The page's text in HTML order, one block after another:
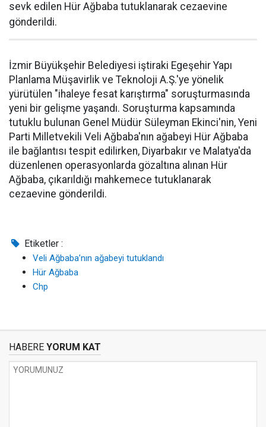
sevk edilen Hür Ağbaba tutuklanarak cezaevine
gönderildi.
İzmir Büyükşehir Belediyesi iştiraki Egeşehir Yapı
Planlama Müşavirlik ve Teknoloji A.Ş.'ye yönelik
yürütülen "ihaleye fesat karıştırma" soruşturmasında
yeni bir gelişme yaşandı. Soruşturma kapsamında
tutuklu bulunan Genel Müdür Süleyman Ekinci'nin, Yeni
Parti Milletvekili Veli Ağbaba'nın ağabeyi Hür Ağbaba
ile bağlantısı tespit edilirken, Diyarbakır ve Malatya'da
düzenlenen operasyonlarda gözaltına alınan Hür
Ağbaba, çıkarıldığı mahkemece tutuklanarak
cezaevine gönderildi.
Etiketler :
Veli Ağbaba’nın ağabeyi tutuklandı
Hür Ağbaba
Chp
HABERE YORUM KAT